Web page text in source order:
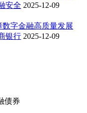
安全 2025-12-09
字金融高质量发展
银行 2025-12-09
债券